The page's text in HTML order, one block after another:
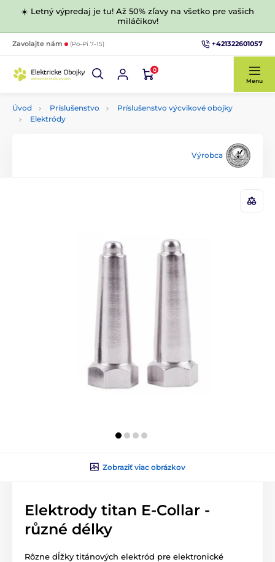
☀️ Letný výpredaj je tu! Až 50% zľavy na všetko pre vašich
miláčikov!
Zavolajte nám (Po-Pi 7-15) +421322601057
0
Menu
Úvod Príslušenstvo
Príslušenstvo výcvikové obojky
Elektródy
Výrobca
Zobraziť viac obrázkov
Elektrody titan E-Collar -
různé délky
Rôzne dĺžky titánových elektród pre elektronické